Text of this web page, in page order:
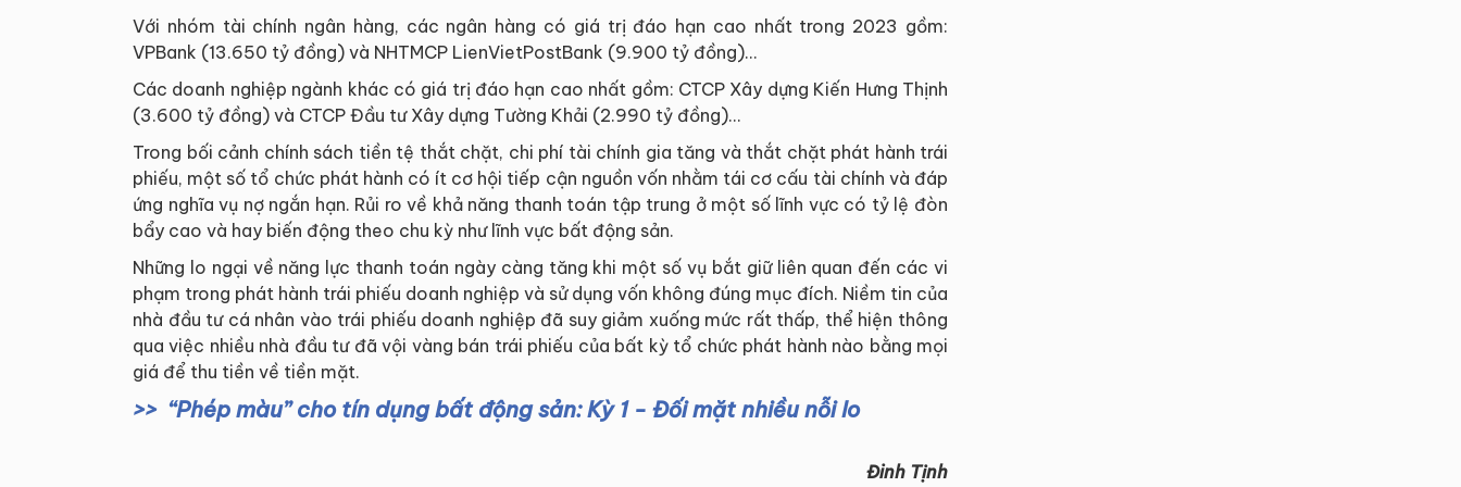
Với nhóm tài chính ngân hàng, các ngân hàng có giá trị đáo hạn cao nhất trong 2023 gồm:
VPBank (13.650 tỷ đồng) và NHTMCP LienVietPostBank (9.900 tỷ đồng)…
Các doanh nghiệp ngành khác có giá trị đáo hạn cao nhất gồm: CTCP Xây dựng Kiến Hưng Thịnh
(3.600 tỷ đồng) và CTCP Đầu tư Xây dựng Tường Khải (2.990 tỷ đồng)...
Trong bối cảnh chính sách tiền tệ thắt chặt, chi phí tài chính gia tăng và thắt chặt phát hành trái
phiếu, một số tổ chức phát hành có ít cơ hội tiếp cận nguồn vốn nhằm tái cơ cấu tài chính và đáp
ứng nghĩa vụ nợ ngắn hạn. Rủi ro về khả năng thanh toán tập trung ở một số lĩnh vực có tỷ lệ đòn
bẩy cao và hay biến động theo chu kỳ như lĩnh vực bất động sản.
Những lo ngại về năng lực thanh toán ngày càng tăng khi một số vụ bắt giữ liên quan đến các vi
phạm trong phát hành trái phiếu doanh nghiệp và sử dụng vốn không đúng mục đích. Niềm tin của
nhà đầu tư cá nhân vào trái phiếu doanh nghiệp đã suy giảm xuống mức rất thấp, thể hiện thông
qua việc nhiều nhà đầu tư đã vội vàng bán trái phiếu của bất kỳ tổ chức phát hành nào bằng mọi
giá để thu tiền về tiền mặt.
“Phép màu” cho tín dụng bất động sản: Kỳ 1 - Đối mặt nhiều nỗi lo
Đinh Tịnh